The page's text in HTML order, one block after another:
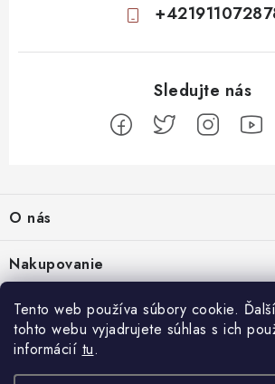
Tento web používa súbory cookie.
tohto webu vyjadrujete súhlas s ich
informácií tu.
p
ä
t
O nás
Kontakty
Profil firmy
Produktové stránky
Najčastejšie otázky
Nakupovanie
Odstúpiť od zmluvy
Obchodné podmienky
Blog
Nenápadný začiatok, totálny mindfuck na
Facebook